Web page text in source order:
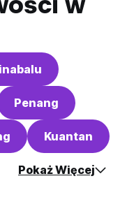
Penang
Kuantan
Pokaż Więcej